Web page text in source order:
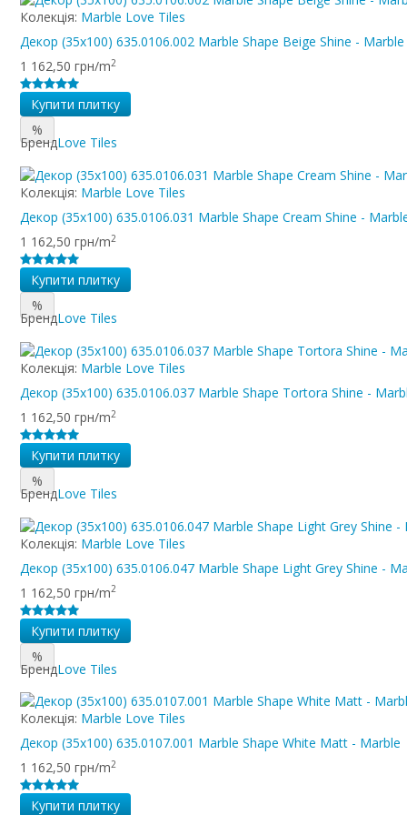
Колекція: Marble Love Tiles
Декор (35x100) 635.0106.002 Marble Shape Beige Shine - Marble
1 162,50 грн/m2
Купити плитку
%
БрендLove Tiles
Колекція: Marble Love Tiles
Декор (35x100) 635.0106.031 Marble Shape Cream Shine -
1 162,50 грн/m2
Купити плитку
%
БрендLove Tiles
Колекція: Marble Love Tiles
Декор (35x100) 635.0106.037 Marble Shape Tortora Shine -
1 162,50 грн/m2
Купити плитку
%
БрендLove Tiles
Колекція: Marble Love Tiles
Декор (35x100) 635.0106.047 Marble Shape Light Grey Shine -
1 162,50 грн/m2
Купити плитку
%
БрендLove Tiles
Колекція: Marble Love Tiles
Декор (35x100) 635.0107.001 Marble Shape White Matt - Marble
1 162,50 грн/m2
Купити плитку